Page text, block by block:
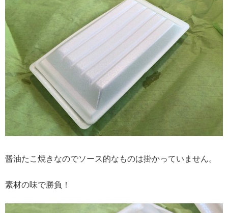
醤油たこ焼きなのでソース的なものは掛かっていません。
素材の味で勝負！